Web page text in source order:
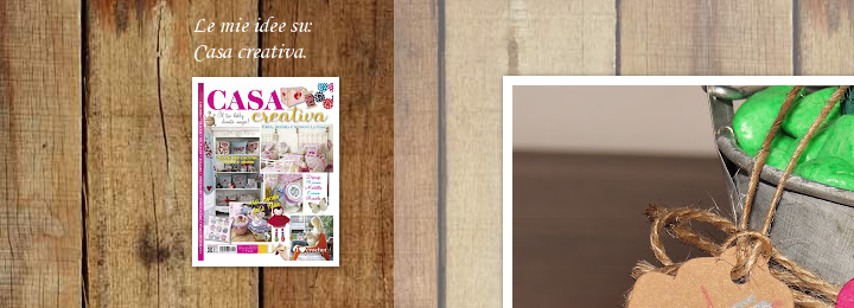
Le mie idee su:
Casa creativa.